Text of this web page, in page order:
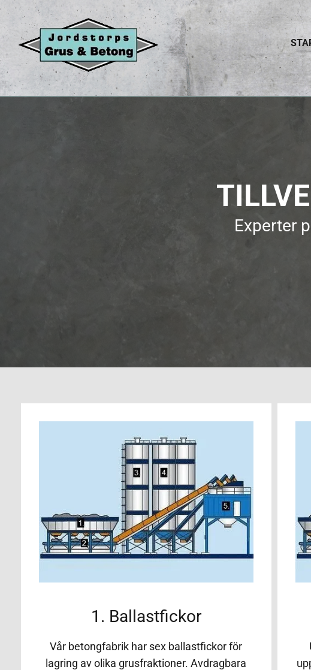
Experter
1. Ballastfickor
Vår betongfabrik har sex ballastfickor för
lagring av olika grusfraktioner. Avdragbara